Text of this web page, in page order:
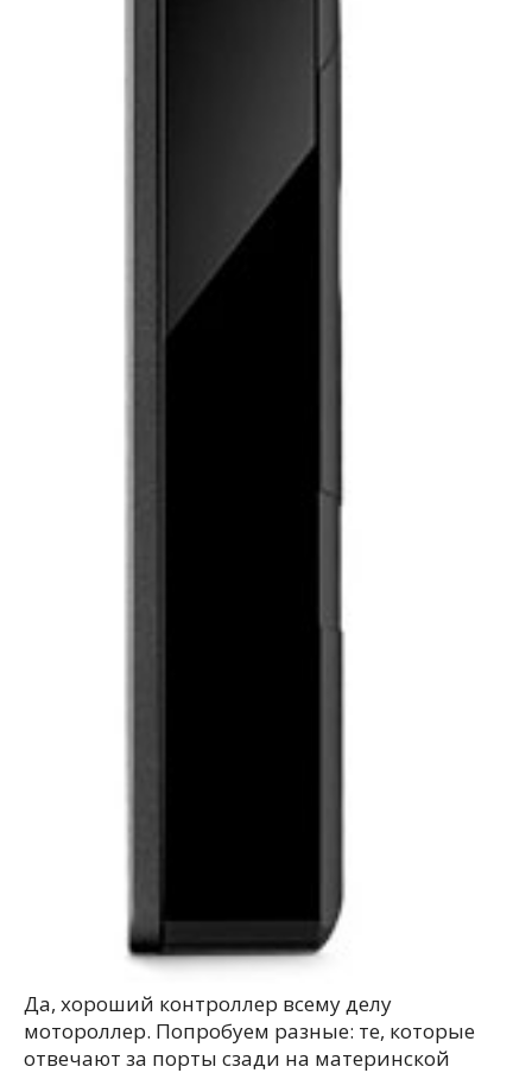
Да, хороший контроллер всему делу
мотороллер. Попробуем разные: те, которые
отвечают за порты сзади на материнской